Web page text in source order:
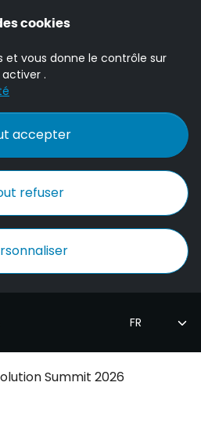
cookies
et vous donne le contrôle sur
.
accepter
refuser
Accueil Onepoint
Summit 2026